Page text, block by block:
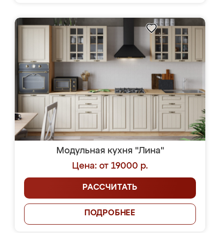
Модульная кухня "Лина"
Цена: от 19000 р.
РАССЧИТАТЬ
ПОДРОБНЕЕ